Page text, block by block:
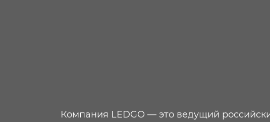
Компания LEDGO — это ведущий